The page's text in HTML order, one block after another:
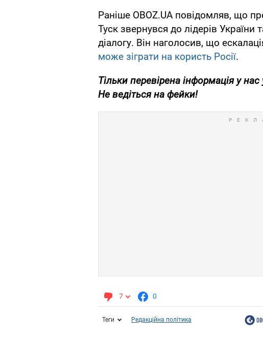
Раніше OBOZ.UA повідомляв, що
Туск звернувся до лідерів
діалогу. Він наголосив, що
може зіграти на користь Росії.
Тільки перевірена інформація у нас
Не ведіться на фейки!
7 0
Теги Редакційна політика